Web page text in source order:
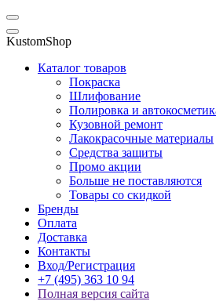
KustomShop
Каталог товаров
Покраска
Шлифование
Полировка и
Кузовной ремонт
Лакокрасочные материалы
Средства защиты
Промо акции
Больше не поставляются
Товары со скидкой
Бренды
Оплата
Доставка
Контакты
Вход/Регистрация
+7 (495) 363 10 94
Полная версия сайта